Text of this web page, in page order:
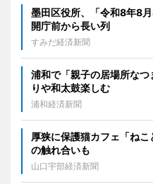
墨田区役所、「令和8年8
開庁前から長い列
すみだ経済新聞
浦和で「親子の居場所な
りや和太鼓楽しむ
浦和経済新聞
厚狭に保護猫カフェ「ね
の触れ合いも
山口宇部経済新聞